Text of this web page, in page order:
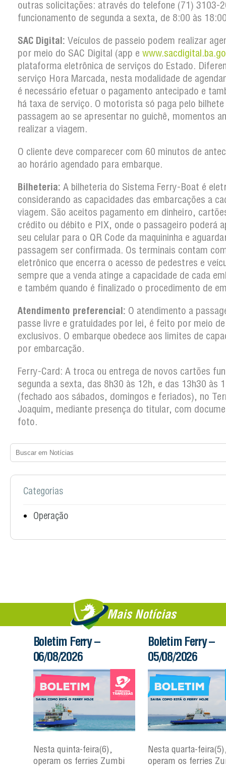
outras solicitações: através do telefone (71) 3103-
funcionamento de segunda a sexta, de 8:00 às
SAC Digital: Veículos de passeio podem realizar
por meio do SAC Digital (app e
plataforma eletrônica de serviços do Estado.
serviço Hora Marcada, nesta modalidade de
é necessário efetuar o pagamento antecipado e
há taxa de serviço. O motorista só paga pelo bilhete
passagem ao se apresentar no guichê, momentos
realizar a viagem.
O cliente deve comparecer com 60 minutos de
ao horário agendado para embarque.
Bilheteria: A bilheteria do Sistema Ferry-Boat é
considerando as capacidades das embarcações a
viagem. São aceitos pagamento em dinheiro,
crédito ou débito e PIX, onde o passageiro poderá
seu celular para o QR Code da maquininha e
passagem ser confirmada. Os terminais contam
eletrônico que encerra o acesso de pedestres e
sempre que a venda atinge a capacidade de cada
e também quando é finalizado o procedimento de
Atendimento preferencial: O atendimento a
passe livre e gratuidades por lei, é feito por meio
exclusivos. O embarque obedece aos limites de
por embarcação.
Ferry-Card: A troca ou entrega de novos cartões
segunda a sexta, das 8h30 às 12h, e das 13h30 às
(fechado aos sábados, domingos e feriados), no
Joaquim, mediante presença do titular, com
foto.
Categorias
Operação
Mais Notícias
Boletim Ferry –
06/08/2026
Nesta quinta-feira(6),
operam os ferries Zumbi
Boletim Ferry –
05/08/2026
Nesta quarta-
operam os ferries